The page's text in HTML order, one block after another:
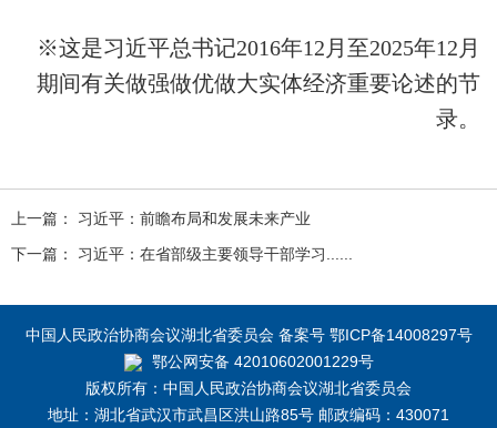
※这是习近平总书记2016年12月至2025年12月
期间有关做强做优做大实体经济重要论述的节
录。
上一篇： 习近平：前瞻布局和发展未来产业
下一篇： 习近平：在省部级主要领导干部学习......
中国人民政治协商会议湖北省委员会 备案号 鄂ICP备14008297号
鄂公网安备 42010602001229号
版权所有：中国人民政治协商会议湖北省委员会
地址：湖北省武汉市武昌区洪山路85号 邮政编码：430071